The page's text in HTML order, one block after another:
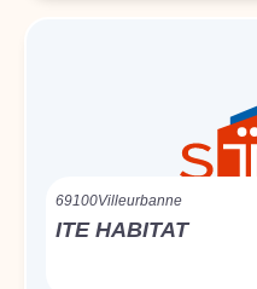
69100Villeurbanne
ITE HABITAT